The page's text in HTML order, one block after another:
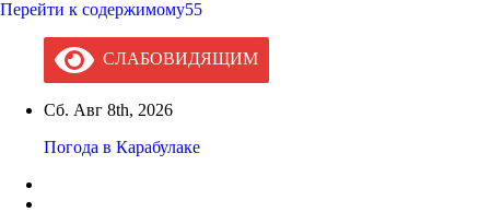
Перейти к содержимому55
СЛАБОВИДЯЩИМ
Сб. Авг 8th, 2026
Погода в Карабулаке